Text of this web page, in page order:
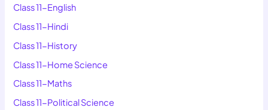
Class 11-English
Class 11-Hindi
Class 11-History
Class 11-Home Science
Class 11-Maths
Class 11-Political Science